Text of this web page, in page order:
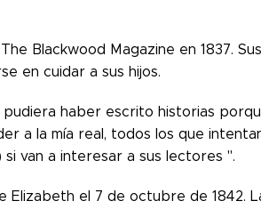
Blackwood Magazine en 1837.
en cuidar a sus hijos.
haber escrito historias
a la mía real, todos los que
van a interesar a sus lectores ".
Elizabeth el 7 de octubre de 1842.